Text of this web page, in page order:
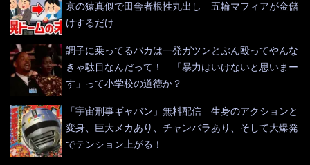
京の猿真似で田舎者根性丸出し 五輪マフィアが金儲
けするだけ
調子に乗ってるバカは一発ガツンとぶん殴ってやんな
きゃ駄目なんだって！ 「暴力はいけないと思いまー
す」って小学校の道徳か？
「宇宙刑事ギャバン」無料配信 生身のアクションと
変身、巨大メカあり、チャンバラあり、そして大爆発
でテンション上がる！